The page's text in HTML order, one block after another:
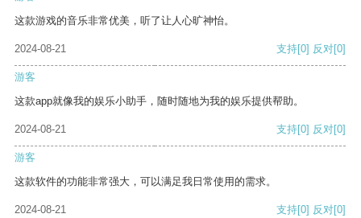
这款游戏的音乐非常优美，听了让人心旷神怡。
2024-08-21 支持[0] 反对[0]
游客
这款app就像我的娱乐小助手，随时随地为我的娱乐提供帮助。
2024-08-21 支持[0] 反对[0]
游客
这款软件的功能非常强大，可以满足我日常使用的需求。
2024-08-21 支持[0] 反对[0]